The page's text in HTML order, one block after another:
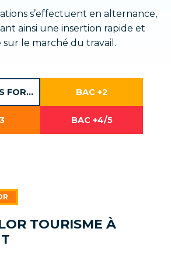
s’effectuent en alternance,
ainsi une insertion rapide et
sur le marché du travail.
TOURISME À